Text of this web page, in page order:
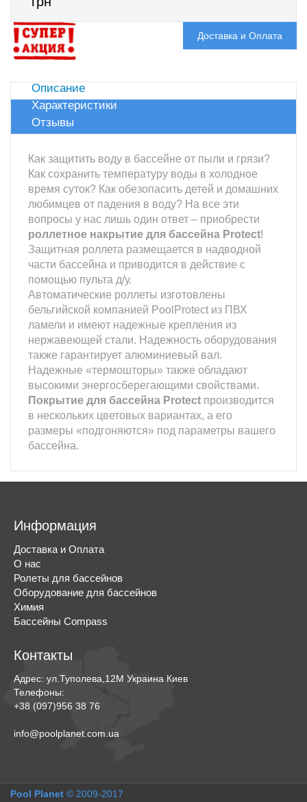
Доставка и Оплата
Описание
Характеристики
Отзывы
Как защитить воду в бассейне от пыли и грязи?
Как сохранить температуру воды в холодное
время суток? Как обезопасить детей и домашних
любимцев от падения в воду? На все эти
вопросы у нас лишь один ответ – приобрести
роллетное накрытие для бассейна Protect!
Защитная роллета размещается в надводной
части бассейна и приводится в действие с
помощью пульта д/у.
Автоматические роллеты изготовлены
бельгийской компанией PoolProtect из ПВХ
ламели и имеют надежные крепления из
нержавеющей стали. Надежность оборудования
также гарантирует алюминиевый вал.
Надежные «термошторы» также обладают
высокими энергосберегающими свойствами.
Покрытие для бассейна Protect производится
в нескольких цветовых вариантах, а его
размеры «подгоняются» под параметры вашего
бассейна.
Информация
Доставка и Оплата
О нас
Ролеты для бассейнов
Оборудование для бассейнов
Химия
Бассейны Compass
Контакты
Адрес: ул.Туполева,12М Украина Киев
Телефоны:
+38 (097)956 38 76
info@poolplanet.com.ua
Pool Planet © 2009-2017